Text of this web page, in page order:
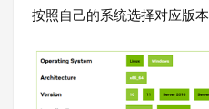
按照自己的系统选择对应版本